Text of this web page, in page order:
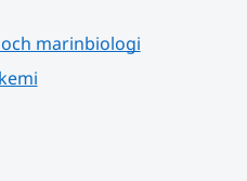
marinbiologi